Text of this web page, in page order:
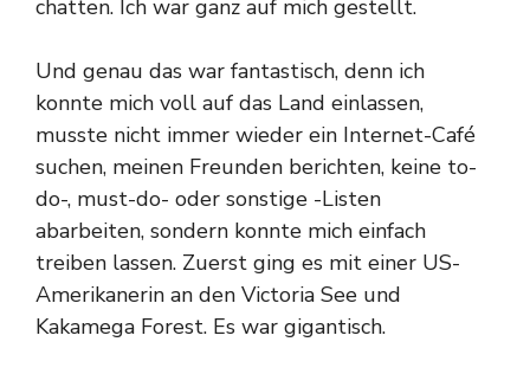
chatten. Ich war ganz auf mich gestellt.
Und genau das war fantastisch, denn ich
konnte mich voll auf das Land einlassen,
musste nicht immer wieder ein Internet-Café
suchen, meinen Freunden berichten, keine to-
do-, must-do- oder sonstige -Listen
abarbeiten, sondern konnte mich einfach
treiben lassen. Zuerst ging es mit einer US-
Amerikanerin an den Victoria See und
Kakamega Forest. Es war gigantisch.